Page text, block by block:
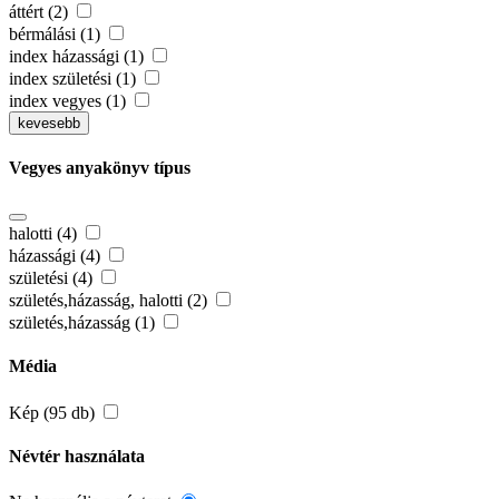
áttért (2)
bérmálási (1)
index házassági (1)
index születési (1)
index vegyes (1)
kevesebb
Vegyes anyakönyv típus
halotti (4)
házassági (4)
születési (4)
születés,házasság, halotti (2)
születés,házasság (1)
Média
Kép (95 db)
Névtér használata